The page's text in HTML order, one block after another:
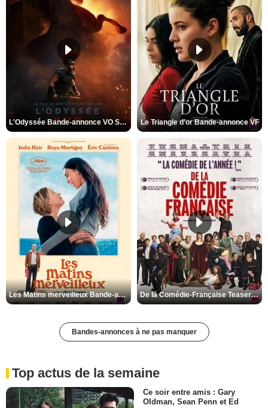
L'Odyssée Bande-annonce VO STFR Le Triangle d'or Bande-annonce VF
Les Matins merveilleux Bande-annonce VF De la Comédie-Française Teaser VF
Bandes-annonces à ne pas manquer
Top actus de la semaine
Ce soir entre amis : Gary
Oldman, Sean Penn et Ed